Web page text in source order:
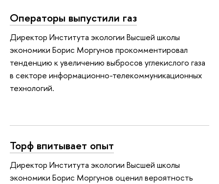
Операторы выпустили газ
Директор Института экологии Высшей школы
экономики Борис Моргунов прокомментировал
тенденцию к увеличению выбросов углекислого газа
в секторе информационно-телекоммуникационных
технологий.
Торф впитывает опыт
Директор Института экологии Высшей школы
экономики Борис Моргунов оценил вероятность